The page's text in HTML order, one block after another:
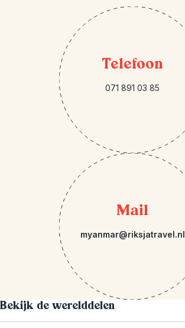
Telefoon
071 891 03 85
Mail
myanmar@riksjatravel.nl
Bekijk de werelddelen